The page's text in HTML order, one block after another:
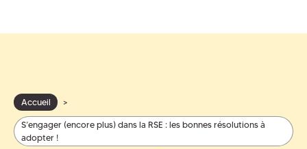
Accueil >
S’engager (encore plus) dans la RSE : les bonnes résolutions à
adopter !